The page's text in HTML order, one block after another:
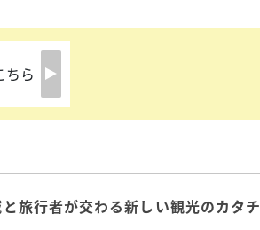
ちら
旅行者が交わる新しい観光のカタチ